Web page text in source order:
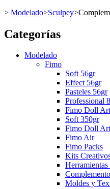
> Modelado>Sculpey>
Categorías
Modelado
Fimo
Soft 56gr
Effect 56gr
Pasteles 56gr
Professional
Fimo Doll
Soft 350gr
Fimo Doll
Fimo Air
Fimo Packs
Kits
Moldes y